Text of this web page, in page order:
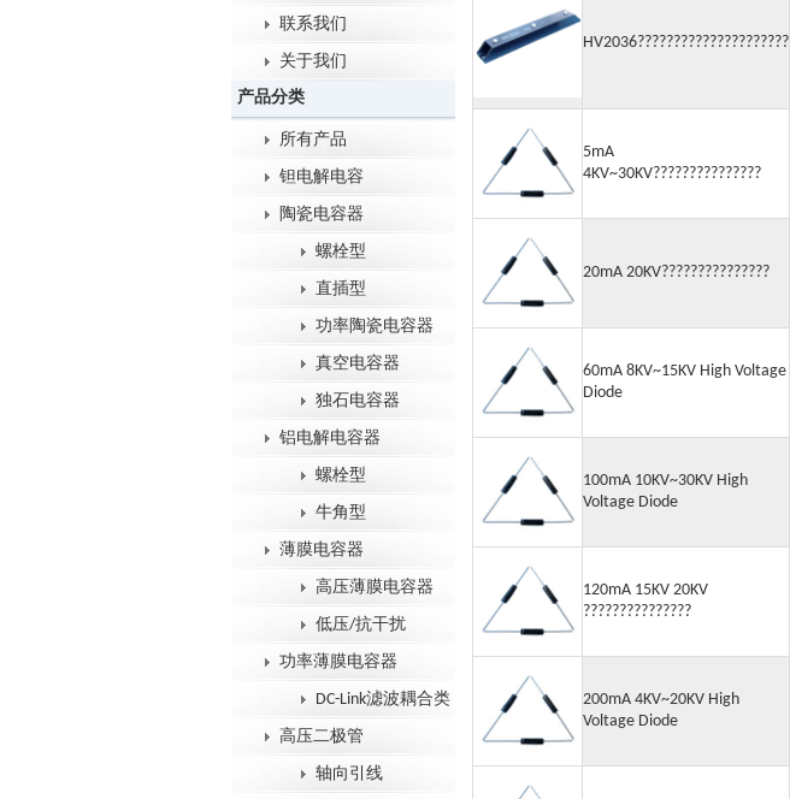
联系我们
关于我们
产品分类
所有产品
钽电解电容
陶瓷电容器
螺栓型
直插型
功率陶瓷电容器
真空电容器
独石电容器
铝电解电容器
螺栓型
牛角型
薄膜电容器
高压薄膜电容器
低压/抗干扰
功率薄膜电容器
DC-Link滤波耦合类
高压二极管
轴向引线
HV2036?????????????????????
5mA
4KV~30KV???????????????
20mA 20KV???????????????
60mA 8KV~15KV High Voltage
Diode
100mA 10KV~30KV High
Voltage Diode
120mA 15KV 20KV
???????????????
200mA 4KV~20KV High
Voltage Diode